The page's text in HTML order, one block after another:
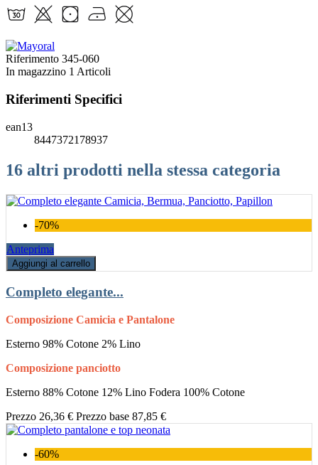
Riferimento 345-060
In magazzino 1 Articoli
Riferimenti Specifici
ean13
8447372178937
16 altri prodotti nella stessa categoria
-70%
Anteprima
Aggiungi al carrello
Completo elegante...
Composizione Camicia e Pantalone
Esterno 98% Cotone 2% Lino
Composizione panciotto
Esterno 88% Cotone 12% Lino Fodera 100% Cotone
Prezzo 26,36 € Prezzo base 87,85 €
-60%